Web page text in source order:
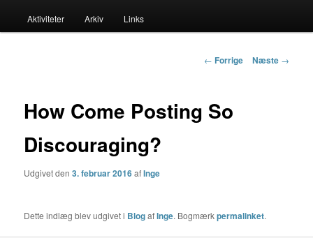
til
Aktiviteter Arkiv Links
Indlægs
← Forrige Næste →
How Come Posting So
Discouraging?
Udgivet den3. februar 2016afInge
Dette indlæg blev udgivet i BlogafInge. Bogmærkpermalinket.